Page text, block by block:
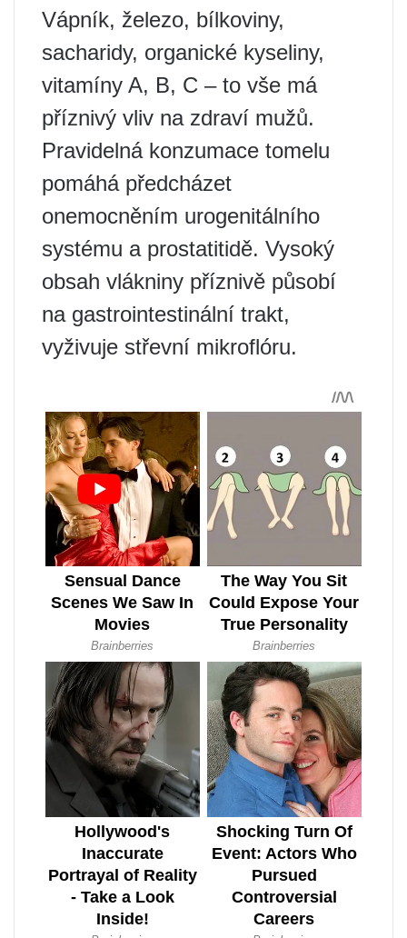
Vápník, železo, bílkoviny,
sacharidy, organické kyseliny,
vitamíny A, B, C – to vše má
příznivý vliv na zdraví mužů.
Pravidelná konzumace tomelu
pomáhá předcházet
onemocněním urogenitálního
systému a prostatitidě. Vysoký
obsah vlákniny příznivě působí
na gastrointestinální trakt,
vyživuje střevní mikroflóru.